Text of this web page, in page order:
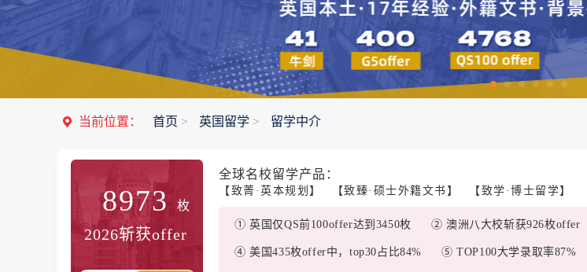
当前位置： 首页 > 英国留学 > 留学中介
8973 枚
2026斩获offer
全球名校留学产品：
【致菁·英本规划】 【致臻·硕士外籍文书】 【致学·博士留学】
① 英国仅QS前100offer达到3450枚 ② 澳洲八大校斩获926枚offer
④ 美国435枚offer中，top30占比84% ⑤ TOP100大学录取率87%